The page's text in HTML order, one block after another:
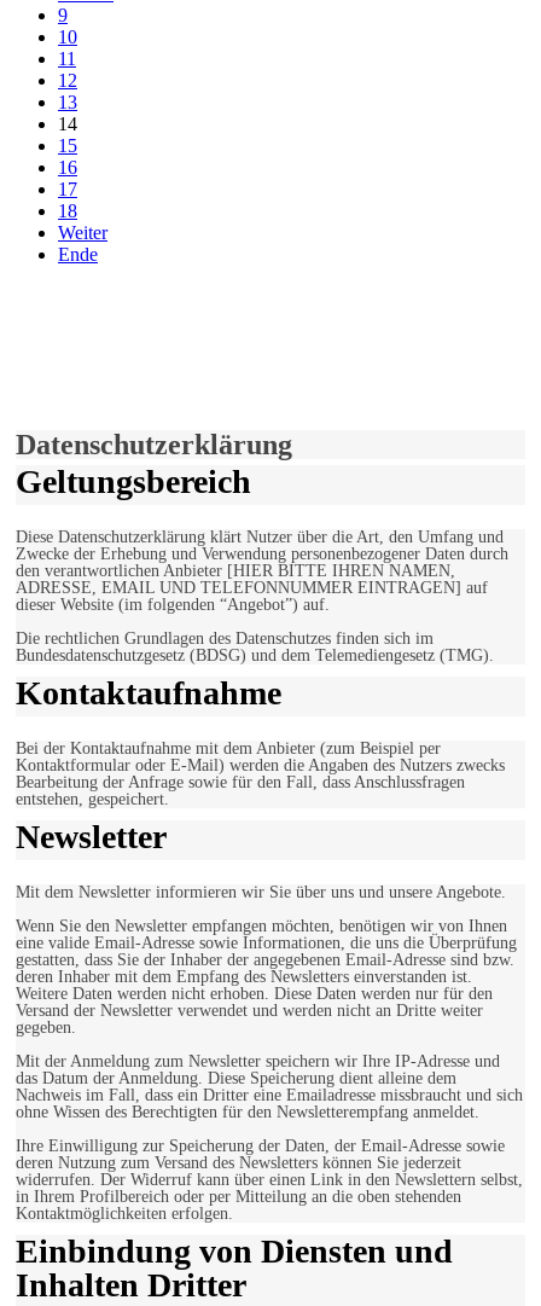
9
10
11
12
13
14
15
16
17
18
Weiter
Ende
Datenschutzerklärung
Geltungsbereich
Diese Datenschutzerklärung klärt Nutzer über die Art, den Umfang und
Zwecke der Erhebung und Verwendung personenbezogener Daten durch
den verantwortlichen Anbieter [HIER BITTE IHREN NAMEN,
ADRESSE, EMAIL UND TELEFONNUMMER EINTRAGEN] auf
dieser Website (im folgenden “Angebot”) auf.
Die rechtlichen Grundlagen des Datenschutzes finden sich im
Bundesdatenschutzgesetz (BDSG) und dem Telemediengesetz (TMG).
Kontaktaufnahme
Bei der Kontaktaufnahme mit dem Anbieter (zum Beispiel per
Kontaktformular oder E-Mail) werden die Angaben des Nutzers zwecks
Bearbeitung der Anfrage sowie für den Fall, dass Anschlussfragen
entstehen, gespeichert.
Newsletter
Mit dem Newsletter informieren wir Sie über uns und unsere Angebote.
Wenn Sie den Newsletter empfangen möchten, benötigen wir von Ihnen
eine valide Email-Adresse sowie Informationen, die uns die Überprüfung
gestatten, dass Sie der Inhaber der angegebenen Email-Adresse sind bzw.
deren Inhaber mit dem Empfang des Newsletters einverstanden ist.
Weitere Daten werden nicht erhoben. Diese Daten werden nur für den
Versand der Newsletter verwendet und werden nicht an Dritte weiter
gegeben.
Mit der Anmeldung zum Newsletter speichern wir Ihre IP-Adresse und
das Datum der Anmeldung. Diese Speicherung dient alleine dem
Nachweis im Fall, dass ein Dritter eine Emailadresse missbraucht und sich
ohne Wissen des Berechtigten für den Newsletterempfang anmeldet.
Ihre Einwilligung zur Speicherung der Daten, der Email-Adresse sowie
deren Nutzung zum Versand des Newsletters können Sie jederzeit
widerrufen. Der Widerruf kann über einen Link in den Newslettern selbst,
in Ihrem Profilbereich oder per Mitteilung an die oben stehenden
Kontaktmöglichkeiten erfolgen.
Einbindung von Diensten und
Inhalten Dritter